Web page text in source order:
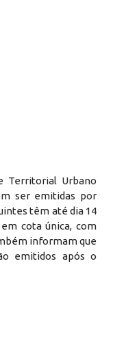
Territorial Urbano
ser emitidas por
têm até dia 14
cota única, com
informam que
emitidos após o